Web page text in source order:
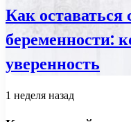
Как
беременности:
уверенность
1 неделя назад